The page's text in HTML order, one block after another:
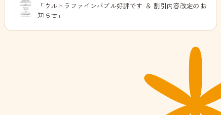
「ウルトラファインバブル好評です ＆ 割引内容改定のお
知らせ」